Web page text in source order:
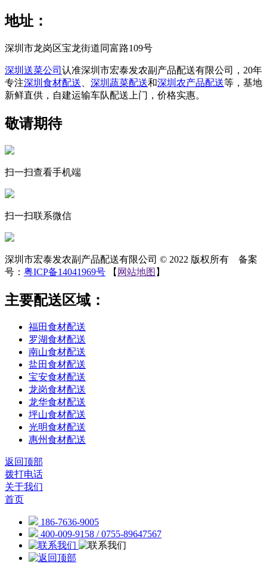
地址：
深圳市龙岗区宝龙街道同富路109号
深圳送菜公司 认准深圳市宏泰发农副产品配送有限公司，20年
专注深圳食材配送 深圳蔬菜配送和深圳农产品配送等，基地
新鲜直供，自建运输车队配送上门，价格实惠。
敬请期待
扫一扫查看手机端
扫一扫联系微信
深圳市宏泰发农副产品配送有限公司 © 2022 版权所有 备案
号： 粤ICP备14041969号 【 网站地图 】
主要配送区域：
福田食材配送
罗湖食材配送
南山食材配送
盐田食材配送
宝安食材配送
龙岗食材配送
龙华食材配送
坪山食材配送
光明食材配送
惠州食材配送
返回顶部
拨打电话
关于我们
首页
186-7636-9005
400-009-9158 / 0755-89647567